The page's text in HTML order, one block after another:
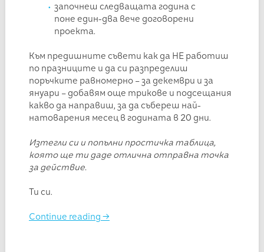
започнеш следващата година с
поне един-два вече договорени
проекта.
Към предишните съвети как да НЕ работиш
по празниците и да си разпределиш
поръчките равномерно – за декември и за
януари – добавям още трикове и подсещания
какво да направиш, за да събереш най-
натоварения месец в годината в 20 дни.
Изтегли си и попълни простичка таблица,
която ще ти даде отлична отправна точка
за действие.
Ти си.
Continue reading →